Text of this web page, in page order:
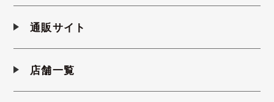
通販サイト
店舗一覧